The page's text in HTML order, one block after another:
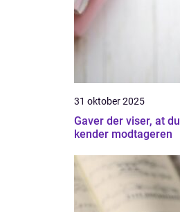
31 oktober 2025
Gaver der viser, at du
kender modtageren